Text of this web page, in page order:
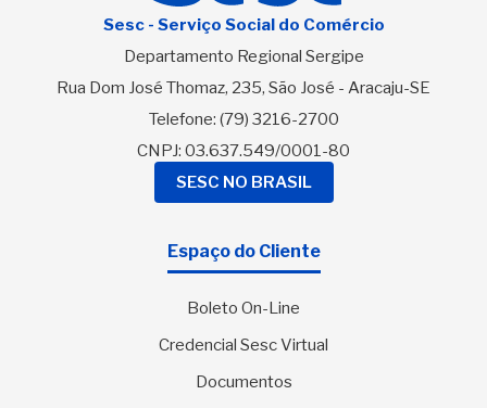
Sesc - Serviço Social do Comércio
Departamento Regional Sergipe
Rua Dom José Thomaz, 235, São José - Aracaju-SE
Telefone: (79) 3216-2700
CNPJ: 03.637.549/0001-80
SESC NO BRASIL
Espaço do Cliente
Boleto On-Line
Credencial Sesc Virtual
Documentos